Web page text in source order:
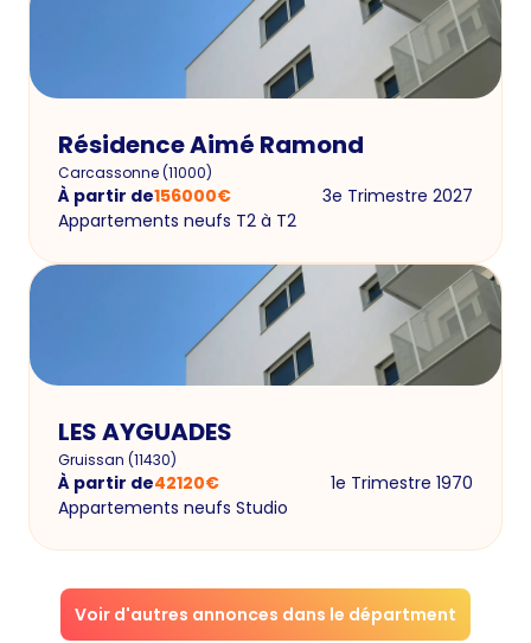
Résidence Aimé Ramond
Carcassonne(11000)
À partir de156000€
3e Trimestre 2027
Appartements neufs T2 à T2
LES AYGUADES
Gruissan (11430)
À partir de42120€
1e Trimestre 1970
Appartements neufs Studio
Voir d'autres annonces dans le départment